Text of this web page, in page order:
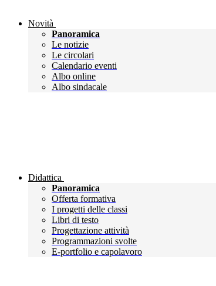
Novità
Panoramica
Le notizie
Le circolari
Calendario eventi
Albo online
Albo sindacale
Didattica
Panoramica
Offerta formativa
I progetti delle classi
Libri di testo
Progettazione attività
Programmazioni svolte
E-portfolio e capolavoro